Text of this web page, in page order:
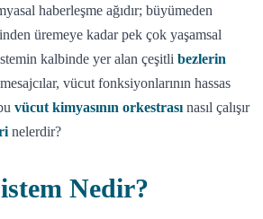
haberleşme ağıdır; büyümeden
üremeye kadar pek çok yaşamsal
kalbinde yer alan çeşitli bezlerin
vücut fonksiyonlarının hassas
vücut kimyasının orkestrası nasıl çalışır
nelerdir?
Nedir?